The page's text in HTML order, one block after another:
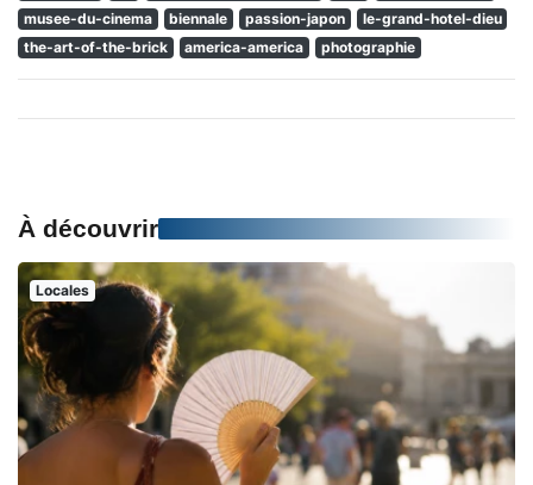
musee-du-cinema
biennale passion-japon
le-grand-hotel-dieu
the-art-of-the-brick
america-america photographie
À découvrir
Locales